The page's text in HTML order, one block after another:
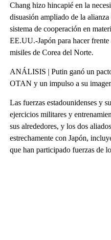
Chang hizo hincapié en la
disuasión ampliado de la
sistema de cooperación en
EE.UU.-Japón para hacer frente
misiles de Corea del Norte.
ANÁLISIS | Putin ganó un
OTAN y un impulso a su
Las fuerzas estadounidenses y
ejercicios militares y
sus alrededores, y los dos
estrechamente con Japón,
que han participado fuerzas de